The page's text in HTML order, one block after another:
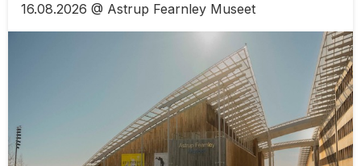
16.08.2026 @ Astrup Fearnley Museet